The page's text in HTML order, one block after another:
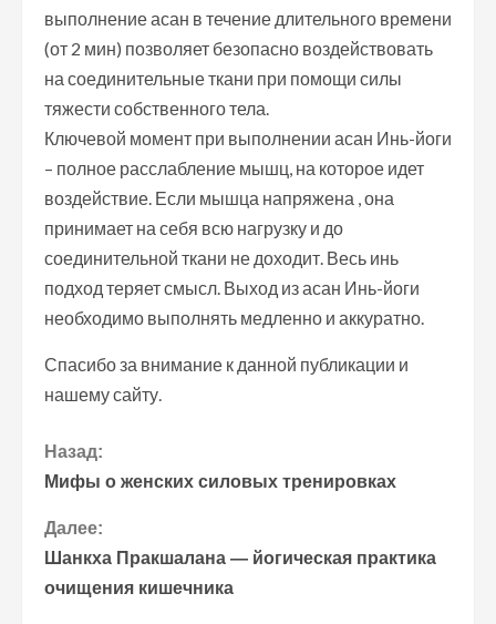
выполнение асан в течение длительного времени
(от 2 мин) позволяет безопасно воздействовать
на соединительные ткани при помощи силы
тяжести собственного тела.
Ключевой момент при выполнении асан Инь-йоги
– полное расслабление мышц, на которое идет
воздействие. Если мышца напряжена , она
принимает на себя всю нагрузку и до
соединительной ткани не доходит. Весь инь
подход теряет смысл. Выход из асан Инь-йоги
необходимо выполнять медленно и аккуратно.
Спасибо за внимание к данной публикации и
нашему сайту.
П
о
д
Назад:
Мифы о женских силовых тренировках
Далее:
Шанкха Пракшалана — йогическая практика
очищения кишечника